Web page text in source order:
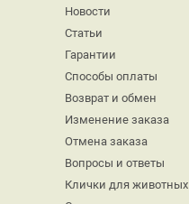
Новости
Статьи
Гарантии
Способы оплаты
Возврат и обмен
Изменение заказа
Отмена заказа
Вопросы и ответы
Клички для животных